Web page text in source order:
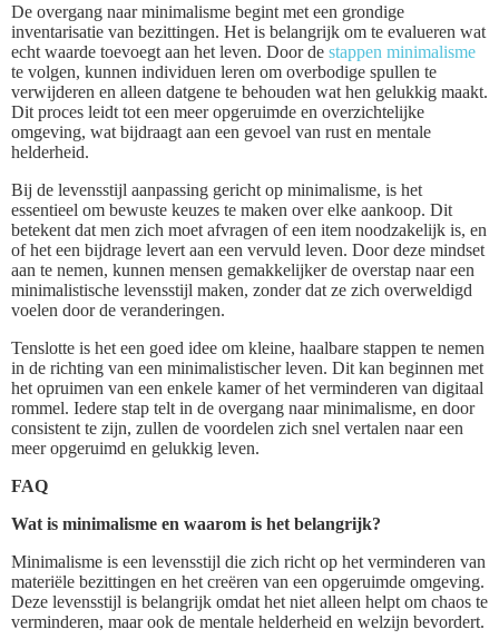
De overgang naar minimalisme begint met een grondige
inventarisatie van bezittingen. Het is belangrijk om te evalueren wat
echt waarde toevoegt aan het leven. Door de stappen minimalisme
te volgen, kunnen individuen leren om overbodige spullen te
verwijderen en alleen datgene te behouden wat hen gelukkig maakt.
Dit proces leidt tot een meer opgeruimde en overzichtelijke
omgeving, wat bijdraagt aan een gevoel van rust en mentale
helderheid.
Bij de levensstijl aanpassing gericht op minimalisme, is het
essentieel om bewuste keuzes te maken over elke aankoop. Dit
betekent dat men zich moet afvragen of een item noodzakelijk is, en
of het een bijdrage levert aan een vervuld leven. Door deze mindset
aan te nemen, kunnen mensen gemakkelijker de overstap naar een
minimalistische levensstijl maken, zonder dat ze zich overweldigd
voelen door de veranderingen.
Tenslotte is het een goed idee om kleine, haalbare stappen te nemen
in de richting van een minimalistischer leven. Dit kan beginnen met
het opruimen van een enkele kamer of het verminderen van digitaal
rommel. Iedere stap telt in de overgang naar minimalisme, en door
consistent te zijn, zullen de voordelen zich snel vertalen naar een
meer opgeruimd en gelukkig leven.
FAQ
Wat is minimalisme en waarom is het belangrijk?
Minimalisme is een levensstijl die zich richt op het verminderen van
materiële bezittingen en het creëren van een opgeruimde omgeving.
Deze levensstijl is belangrijk omdat het niet alleen helpt om chaos te
verminderen, maar ook de mentale helderheid en welzijn bevordert.